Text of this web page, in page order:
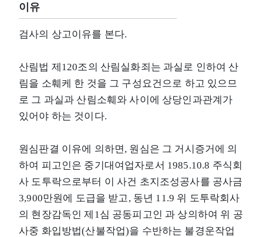
이유
검사의 상고이유를 본다.
산림법 제120조의 산림실화죄는 과실로 인하여 산
림을 소훼케 한 것을 그 구성요건으로 하고 있으므
로 그 과실과 산림소훼와 사이에 상당인과관계가
있어야 하는 것이다.
원심판결 이유에 의하면, 원심은 그 거시증거에 의
하여 피고인은 중기대여업자로서 1985.10.8 주식회
사 도투락으로부터 이 사건 초지조성공사를 공사금
3,900만원에 도급을 받고, 동년 11.9 위 도투락회사
의 현장감독인 제1심 공동피고인 과 상의하여 위 공
사중 화입방법(산불작업)을 수반하는 불경운작업